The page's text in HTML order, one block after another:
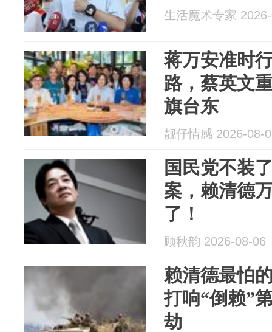
生活魔术专家
蒋万安准时
路，蔡英文
旗台东
靓仔情感 2026-08-
国民党不装
案，赖清德
了！
顾秋韵 2026-08-06
赖清德最怕
打响“倒赖”
劫